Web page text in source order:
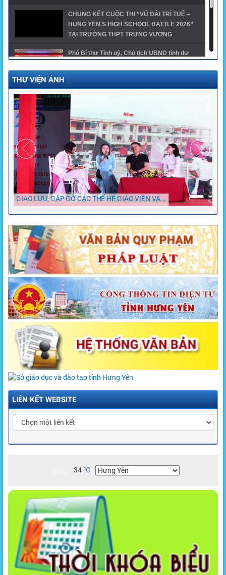
CHUNG KẾT CUỘC THI “VŨ ĐÀI TRÍ TUỆ –
HUNG YEN'S HIGH SCHOOL BATTLE 2026”
TẠI TRƯỜNG THPT TRƯNG VƯƠNG
Phó Bí thư Tỉnh uỷ, Chủ tịch UBND tỉnh dự
2024 - THPT Trưng Vương
Trường THPT Trưng Vương có 1 thủ khoa, 1 á
khoa khối A00 toàn quốc và 1 thủ khoa khối
A01 của tỉnh
THƯ VIỆN ẢNH
GIAO LƯU, GẶP GỠ CÁC THẾ HỆ GIÁO VIÊN VÀ...
LIÊN KẾT WEBSITE
34°C